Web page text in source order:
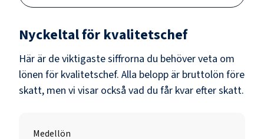
Nyckeltal för kvalitetschef
Här är de viktigaste siffrorna du behöver veta om
lönen för kvalitetschef. Alla belopp är bruttolön före
skatt, men vi visar också vad du får kvar efter skatt.
Medellön